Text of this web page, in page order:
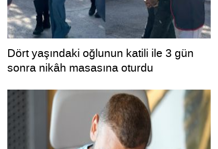
Dört yaşındaki oğlunun katili ile 3 gün
sonra nikâh masasına oturdu